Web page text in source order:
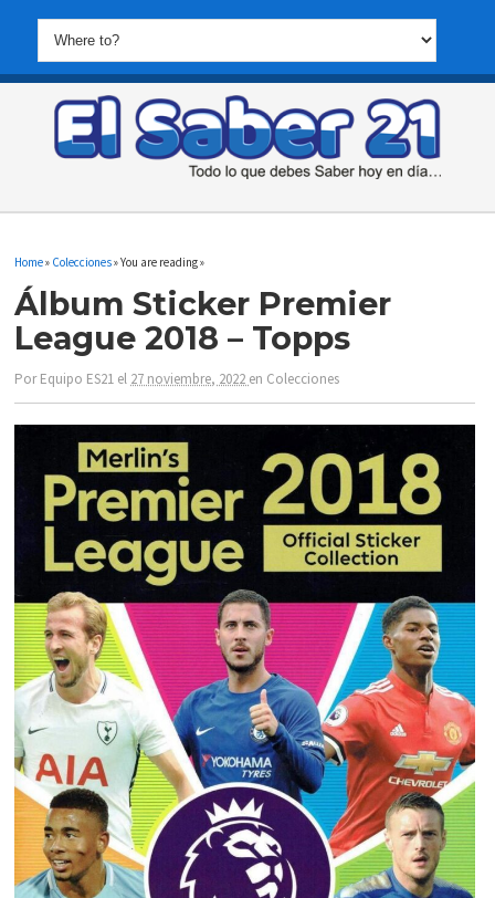
Home» Colecciones» You are reading »
Álbum Sticker Premier
League 2018 – Topps
PorEquipo ES21 el 27 noviembre, 2022 en Colecciones